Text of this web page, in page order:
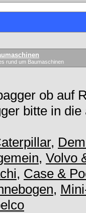
rund um Baumaschinen
ob auf
bitte in die
,
, Volvo
, Case &
,